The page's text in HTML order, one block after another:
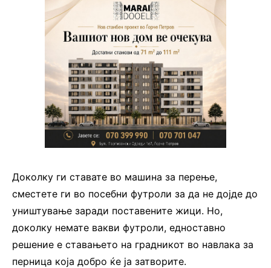
Доколку ги ставате во машина за перење,
сместете ги во посебни футроли за да не дојде до
уништување заради поставените жици. Но,
доколку немате вакви футроли, едноставно
решение е ставањето на градникот во навлака за
перница која добро ќе ја затворите.